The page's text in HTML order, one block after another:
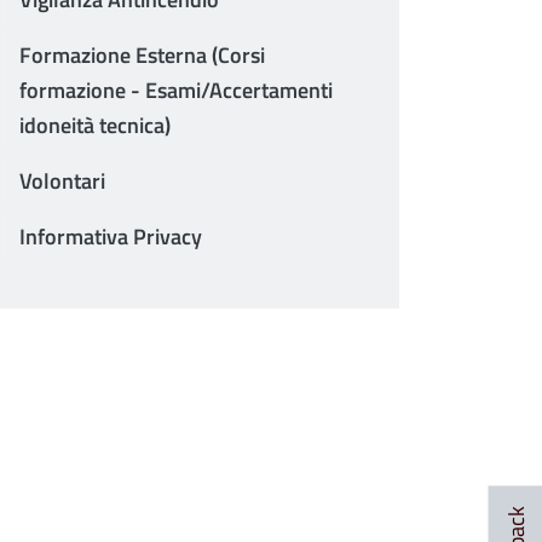
Formazione Esterna (Corsi
formazione - Esami/Accertamenti
idoneità tecnica)
Volontari
Informativa Privacy